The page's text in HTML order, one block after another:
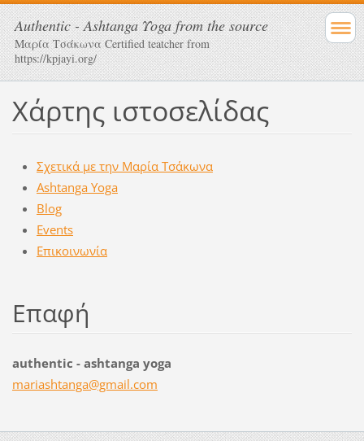
Αuthentic - Αshtanga Υoga from the source
Μαρία Τσάκωνα Certified teatcher from
https://kpjayi.org/
Χάρτης ιστοσελίδας
Σχετικά με την Μαρία Τσάκωνα
Ashtanga Yoga
Blog
Events
Επικοινωνία
Επαφή
authentic - ashtanga yoga
mariashtanga@gmail.com